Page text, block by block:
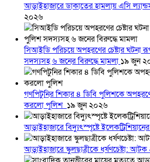
আড়াইহাজারে ডাকাতের হামলায় এসি
২০২৬
সিআইডি পরিচয়ে অপহরণের চেষ্টার ঘটনা
সদস্যসহ ৬ জনের বিরুদ্ধে মামলা ১৯ জুন
গণপিটুনির শিকার ৪ ডিবি পুলিশকে
করলো পুলিশ ১৯ জুন ২০২৬
আড়াইহাজারে বিদ্যুৎস্পৃষ্টে
আড়াইহাজারে স্কুলছাত্রীকে ধর্ষণচেষ্টা: আটক